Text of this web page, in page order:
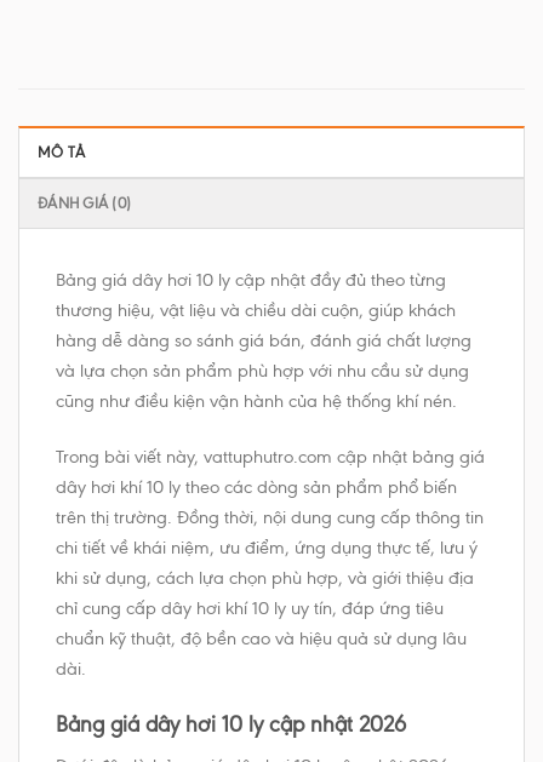
MÔ TẢ
ĐÁNH GIÁ (0)
Bảng giá dây hơi 10 ly cập nhật đầy đủ theo từng
thương hiệu, vật liệu và chiều dài cuộn, giúp khách
hàng dễ dàng so sánh giá bán, đánh giá chất lượng
và lựa chọn sản phẩm phù hợp với nhu cầu sử dụng
cũng như điều kiện vận hành của hệ thống khí nén.
Trong bài viết này, vattuphutro.com cập nhật bảng giá
dây hơi khí 10 ly theo các dòng sản phẩm phổ biến
trên thị trường. Đồng thời, nội dung cung cấp thông tin
chi tiết về khái niệm, ưu điểm, ứng dụng thực tế, lưu ý
khi sử dụng, cách lựa chọn phù hợp, và giới thiệu địa
chỉ cung cấp dây hơi khí 10 ly uy tín, đáp ứng tiêu
chuẩn kỹ thuật, độ bền cao và hiệu quả sử dụng lâu
dài.
Bảng giá dây hơi 10 ly cập nhật 2026